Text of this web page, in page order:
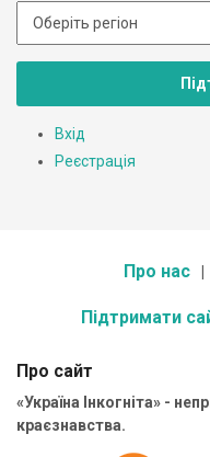
Вхід
Реєстрація
Про нас
Підтримати
Про сайт
«Україна Інкогніта» -
краєзнавства.